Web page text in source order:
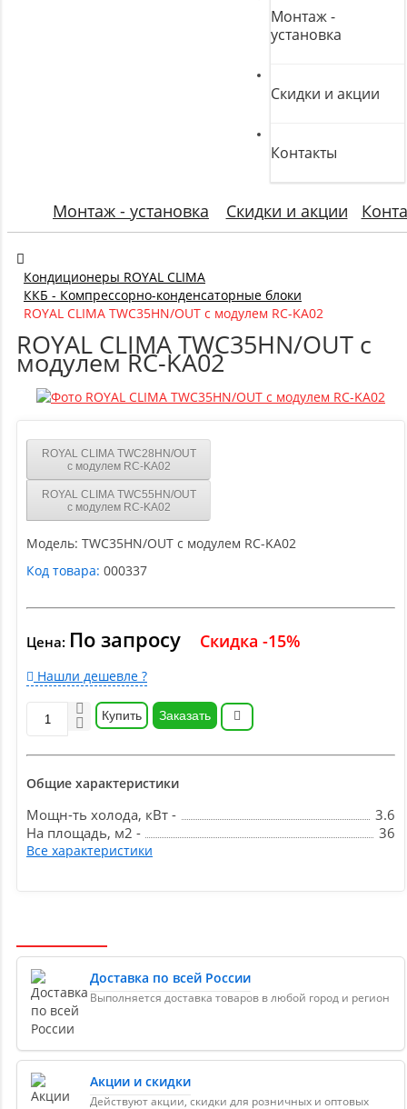
Монтаж -
установка
Скидки и акции
Контакты
Монтаж - установка Скидки и акции
Кондиционеры ROYAL CLIMA
ККБ - Компрессорно-конденсаторные блоки
ROYAL CLIMA TWC35HN/OUT с модулем RC-KA02
ROYAL CLIMA TWC35HN/OUT с
модулем RC-KA02
ROYAL CLIMA TWC28HN/OUT
с модулем RC-KA02
ROYAL CLIMA TWC55HN/OUT
с модулем RC-KA02
Модель: TWC35HN/OUT с модулем RC-KA02
Код товара: 000337
Цена: По запросу Скидка -15%
Нашли дешевле ?
Купить Заказать
Общие характеристики
Мощн-ть холода, кВт -
3.6
На площадь, м2 -
36
Все характеристики
Доставка по всей России
Выполняется доставка товаров в любой город и регион
Акции и скидки
Действуют акции, скидки для розничных и оптовых